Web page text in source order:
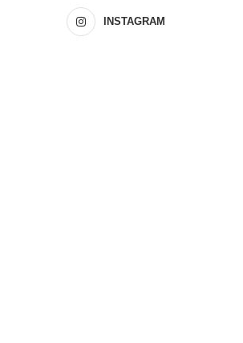
INSTAGRAM